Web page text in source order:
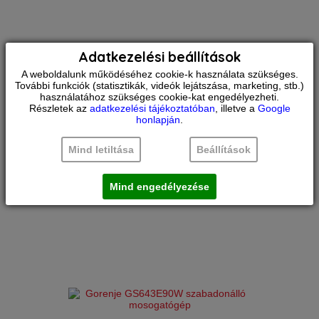
Gorenje GS643E90X
szabadonálló mosogatógép
Szín: Ezüst
Energiaosztály: E
Melegvízre köthető:
Teríték: 16 terítékes
Általános. Termékcsalád
Mosogatógép. Energiaosztály A–tól
RAKTÁRON
Összehasonlítás
130.900 Ft
Adatkezelési beállítások
A weboldalunk működéséhez cookie-k használata szükséges.
További funkciók (statisztikák, videók lejátszása, marketing, stb.)
használatához szükséges cookie-kat engedélyezheti.
Részletek az adatkezelési tájékoztatóban, illetve a Google
honlapján.
Mind letiltása Beállítások
Mind engedélyezése